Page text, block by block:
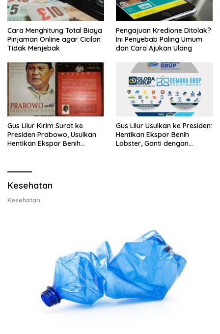
Cara Menghitung Total Biaya
Pinjaman Online agar Cicilan
Tidak Menjebak
Pengajuan Kredione Ditolak?
Ini Penyebab Paling Umum
dan Cara Ajukan Ulang
Gus Lilur Kirim Surat ke
Presiden Prabowo, Usulkan
Hentikan Ekspor Benih
Gus Lilur Usulkan ke Presiden:
Hentikan Ekspor Benih
Lobster, Ganti dengan
Kesehatan
Kesehatan